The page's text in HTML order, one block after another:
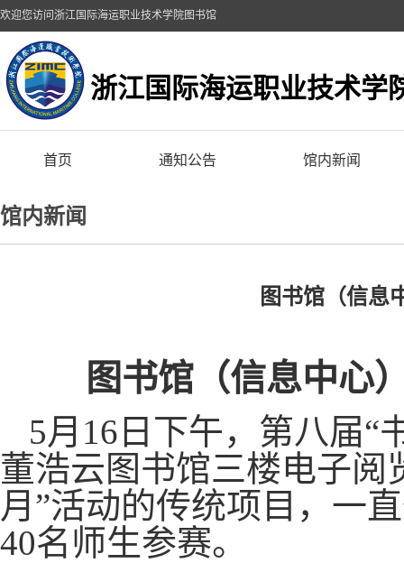
欢迎您访问浙江国际海运职业技术学院图书馆
浙江国际海运职业技术学
首页 通知公告 馆内新闻
馆内新闻
图书馆（信息
图书馆（信息中心
5月16日下午，第八届“
董浩云图书馆三楼电子
月”活动的传统项目，一
40名师生参赛。